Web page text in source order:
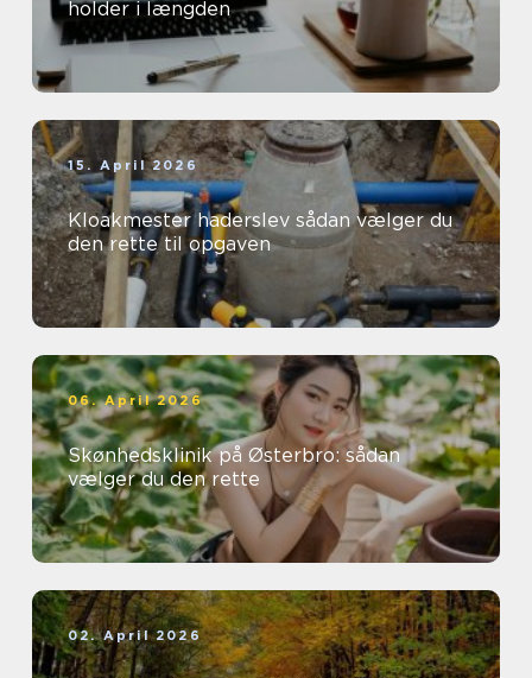
holder i længden
15. April 2026
Kloakmester haderslev sådan vælger du
den rette til opgaven
06. April 2026
Skønhedsklinik på Østerbro: sådan
vælger du den rette
02. April 2026